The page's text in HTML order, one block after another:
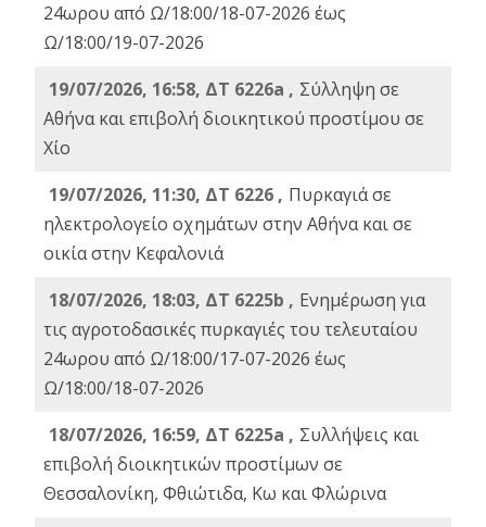
24ωρου από Ω/18:00/18-07-2026 έως
Ω/18:00/19-07-2026
19/07/2026, 16:58, ΔΤ 6226a , Σύλληψη σε
Αθήνα και επιβολή διοικητικού προστίμου σε
Χίο
19/07/2026, 11:30, ΔΤ 6226 , Πυρκαγιά σε
ηλεκτρολογείο οχημάτων στην Αθήνα και σε
οικία στην Κεφαλονιά
18/07/2026, 18:03, ΔΤ 6225b , Ενημέρωση για
τις αγροτοδασικές πυρκαγιές του τελευταίου
24ωρου από Ω/18:00/17-07-2026 έως
Ω/18:00/18-07-2026
18/07/2026, 16:59, ΔT 6225a , Συλλήψεις και
επιβολή διοικητικών προστίμων σε
Θεσσαλονίκη, Φθιώτιδα, Κω και Φλώρινα